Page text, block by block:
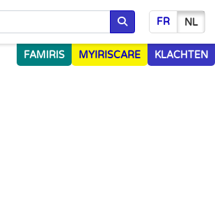
Opzoeken
FR NL
FAMIRIS MYIRISCARE KLACHTEN